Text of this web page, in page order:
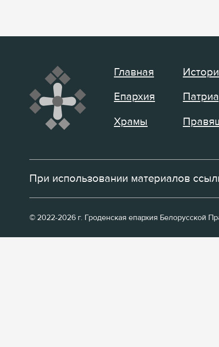
Главная
Епархия
Храмы
При использовании материалов
© 2022-2026 г. Гроденская епархия Белорусской